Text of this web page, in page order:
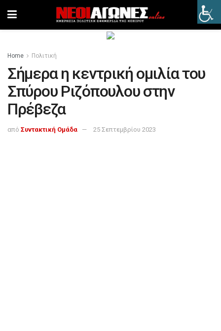
Home Πολιτική
Σήμερα η κεντρική ομιλία του
Σπύρου Ριζόπουλου στην
Πρέβεζα
από Συντακτική Ομάδα 25 Σεπτεμβρίου 2023